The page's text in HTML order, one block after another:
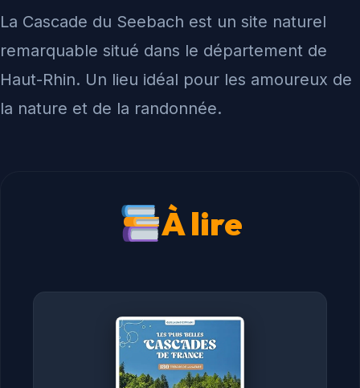
La Cascade du Seebach est un site naturel
remarquable situé dans le département de
Haut-Rhin. Un lieu idéal pour les amoureux de
la nature et de la randonnée.
À lire